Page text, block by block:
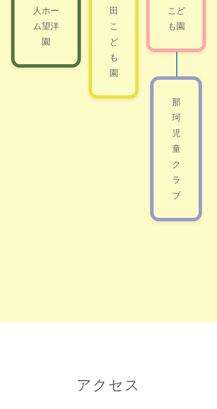
人ホー
ム望洋
園
田
こ
ど
も
園
こど
も園
那
珂
児
童
ク
ラ
ブ
アクセス